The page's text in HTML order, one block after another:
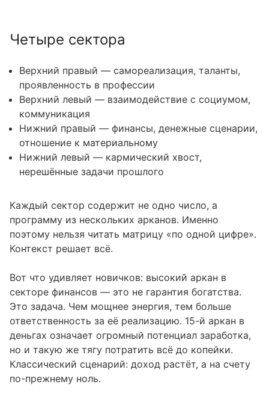
Четыре сектора
Верхний правый — самореализация, таланты,
проявленность в профессии
Верхний левый — взаимодействие с социумом,
коммуникация
Нижний правый — финансы, денежные сценарии,
отношение к материальному
Нижний левый — кармический хвост,
нерешённые задачи прошлого
Каждый сектор содержит не одно число, а
программу из нескольких арканов. Именно
поэтому нельзя читать матрицу «по одной цифре».
Контекст решает всё.
Вот что удивляет новичков: высокий аркан в
секторе финансов — это не гарантия богатства.
Это задача. Чем мощнее энергия, тем больше
ответственность за её реализацию. 15-й аркан в
деньгах означает огромный потенциал заработка,
но и такую же тягу потратить всё до копейки.
Классический сценарий: доход растёт, а на счету
по-прежнему ноль.